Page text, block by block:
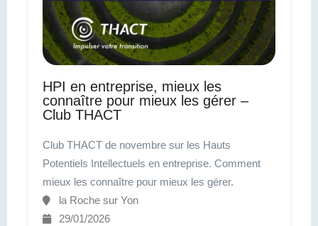
HPI en entreprise, mieux les
connaître pour mieux les gérer –
Club THACT
Club THACT de novembre sur les Hauts
Potentiels Intellectuels en entreprise. Comment
mieux les connaître pour mieux les gérer.
la Roche sur Yon
29/01/2026